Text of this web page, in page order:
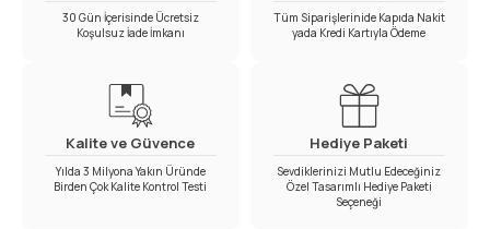
30 Gün İçerisinde Ücretsiz
Koşulsuz İade İmkanı
Tüm Siparişlerinide Kapıda Nakit
yada Kredi Kartıyla Ödeme
Kalite ve Güvence
Yılda 3 Milyona Yakın Üründe
Birden Çok Kalite Kontrol Testi
Hediye Paketi
Sevdiklerinizi Mutlu Edeceğiniz
Özel Tasarımlı Hediye Paketi
Seçeneği